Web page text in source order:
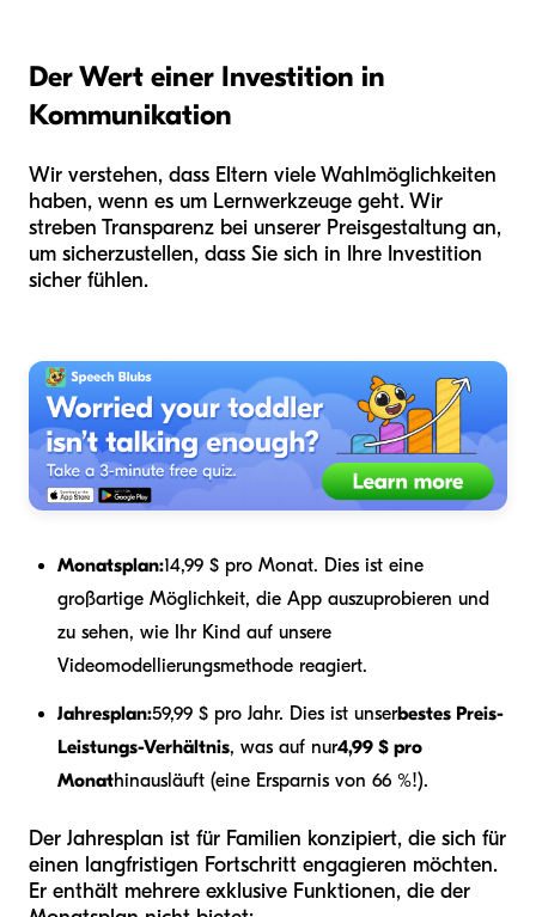
Der Wert einer Investition in
Kommunikation
Wir verstehen, dass Eltern viele Wahlmöglichkeiten
haben, wenn es um Lernwerkzeuge geht. Wir
streben Transparenz bei unserer Preisgestaltung an,
um sicherzustellen, dass Sie sich in Ihre Investition
sicher fühlen.
Monatsplan:14,99 $ pro Monat. Dies ist eine
großartige Möglichkeit, die App auszuprobieren und
zu sehen, wie Ihr Kind auf unsere
Videomodellierungsmethode reagiert.
Jahresplan:59,99 $ pro Jahr. Dies ist unserbestes Preis-
Leistungs-Verhältnis, was auf nur4,99 $ pro
Monathinausläuft (eine Ersparnis von 66 %!).
Der Jahresplan ist für Familien konzipiert, die sich für
einen langfristigen Fortschritt engagieren möchten.
Er enthält mehrere exklusive Funktionen, die der